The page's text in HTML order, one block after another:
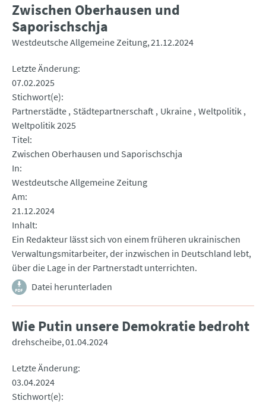
Zwischen Oberhausen und
Saporischschja
Westdeutsche Allgemeine Zeitung 21.12.2024
Letzte Änderung
07.02.2025
Stichwort(e)
Partnerstädte Städtepartnerschaft Ukraine Weltpolitik
Weltpolitik 2025
Titel
Zwischen Oberhausen und Saporischschja
In
Westdeutsche Allgemeine Zeitung
Am
21.12.2024
Inhalt
Ein Redakteur lässt sich von einem früheren ukrainischen
Verwaltungsmitarbeiter, der inzwischen in Deutschland lebt,
über die Lage in der Partnerstadt unterrichten.
Datei herunterladen
Wie Putin unsere Demokratie bedroht
drehscheibe 01.04.2024
Letzte Änderung
03.04.2024
Stichwort(e)